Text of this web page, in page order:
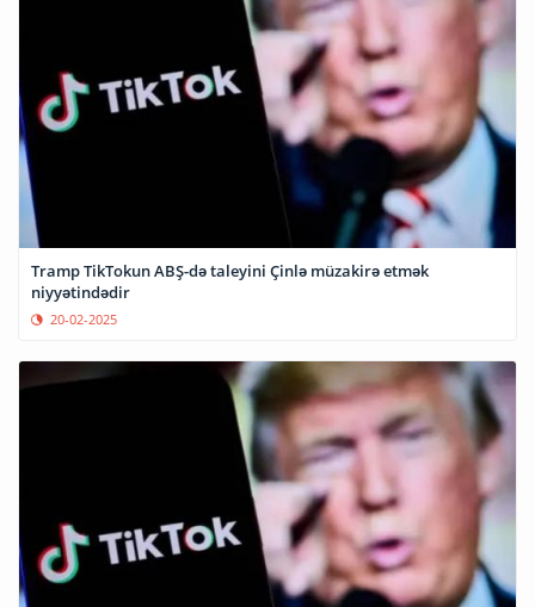
Tramp TikTokun ABŞ-də taleyini Çinlə müzakirə etmək
niyyətindədir
20-02-2025